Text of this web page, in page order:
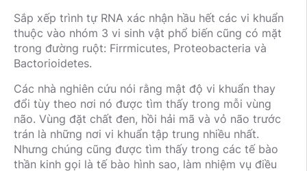
Sắp xếp trình tự RNA xác nhận hầu hết các vi khuẩn
thuộc vào nhóm 3 vi sinh vật phổ biến cũng có mặt
trong đường ruột: Firrmicutes, Proteobacteria và
Bactorioidetes.
Các nhà nghiên cứu nói rằng mật độ vi khuẩn thay
đổi tùy theo nơi nó được tìm thấy trong mỗi vùng
não. Vùng đặt chất đen, hồi hải mã và vỏ não trước
trán là những nơi vi khuẩn tập trung nhiều nhất.
Nhưng chúng cũng được tìm thấy trong các tế bào
thần kinh gọi là tế bào hình sao, làm nhiệm vụ điều